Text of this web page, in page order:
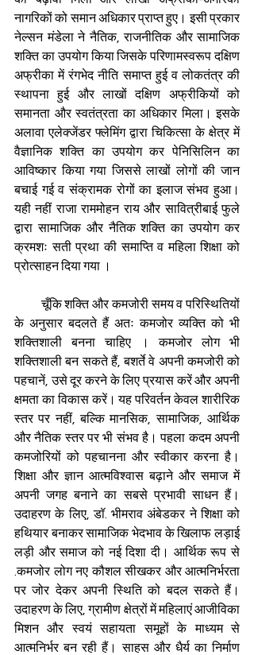
नागरिकों को समान अधिकार प्राप्त हुए। इसी प्रकार
नेल्सन मंडेला ने नैतिक, राजनीतिक और सामाजिक
शक्ति का उपयोग किया जिसके परिणामस्वरूप दक्षिण
अफ्रीका में रंगभेद नीति समाप्त हुई व लोकतंत्र की
स्थापना हुई और लाखों दक्षिण अफ्रीकियों को
समानता और स्वतंत्रता का अधिकार मिला। इसके
अलावा एलेक्जेंडर फ्लेमिंग द्वारा चिकित्सा के क्षेत्र में
वैज्ञानिक शक्ति का उपयोग कर पेनिसिलिन का
आविष्कार किया गया जिससे लाखों लोगों की जान
बचाई गई व संक्रामक रोगों का इलाज संभव हुआ।
यही नहीं राजा राममोहन राय और सावित्रीबाई फुले
द्वारा सामाजिक और नैतिक शक्ति का उपयोग कर
क्रमशः सती प्रथा की समाप्ति व महिला शिक्षा को
प्रोत्साहन दिया गया ।
चूँकि शक्ति और कमजोरी समय व परिस्थितियों
के अनुसार बदलते हैं अतः कमजोर व्यक्ति को भी
शक्तिशाली बनना चाहिए । कमजोर लोग भी
शक्तिशाली बन सकते हैं, बशर्ते वे अपनी कमजोरी को
पहचानें, उसे दूर करने के लिए प्रयास करें और अपनी
क्षमता का विकास करें। यह परिवर्तन केवल शारीरिक
स्तर पर नहीं, बल्कि मानसिक, सामाजिक, आर्थिक
और नैतिक स्तर पर भी संभव है। पहला कदम अपनी
कमजोरियों को पहचानना और स्वीकार करना है।
शिक्षा और ज्ञान आत्मविश्वास बढ़ाने और समाज में
अपनी जगह बनाने का सबसे प्रभावी साधन हैं।
उदाहरण के लिए, डॉ. भीमराव अंबेडकर ने शिक्षा को
हथियार बनाकर सामाजिक भेदभाव के खिलाफ लड़ाई
लड़ी और समाज को नई दिशा दी। आर्थिक रूप से
.कमजोर लोग नए कौशल सीखकर और आत्मनिर्भरता
पर जोर देकर अपनी स्थिति को बदल सकते हैं।
उदाहरण के लिए, ग्रामीण क्षेत्रों में महिलाएं आजीविका
मिशन और स्वयं सहायता समूहों के माध्यम से
आत्मनिर्भर बन रही हैं। साहस और धैर्य का निर्माण